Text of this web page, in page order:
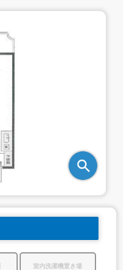
室内洗濯機置き場